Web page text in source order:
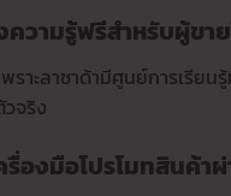
วามรู้ฟรีสำหรับผู้ขา
ราะลาซาด้ามีศูนย์การเรีย
จริง
องมือโปรโมทสินค้า